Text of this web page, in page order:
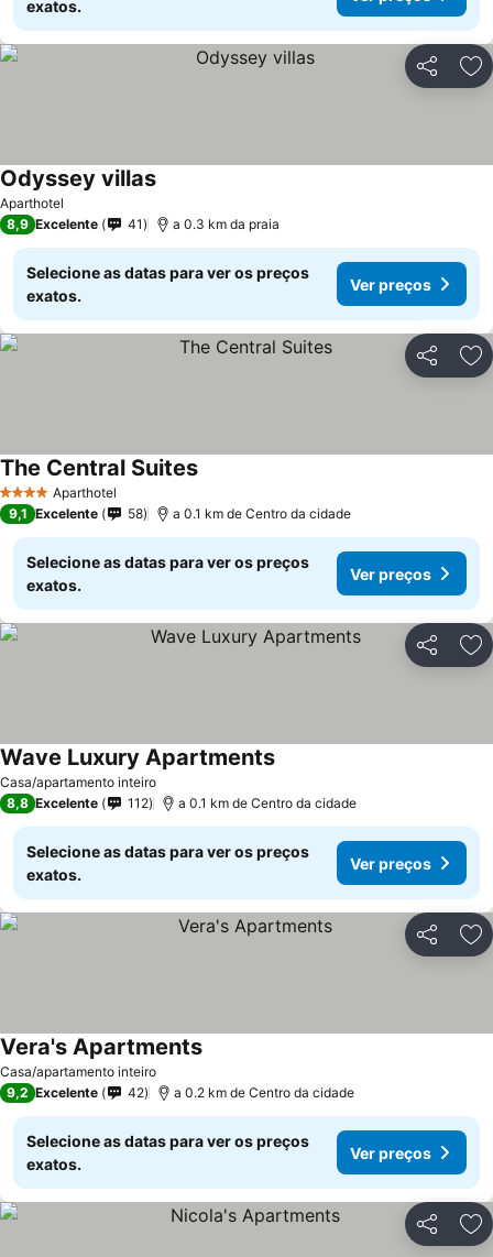
exatos.
Partilhar
Aparthotel
Odyssey villas
8,9 Excelente 41 a 0.3 km da praia
Selecione as datas para ver os preços
exatos.
Ver preços
Partilhar
4 EstrelasAparthotel
The Central Suites
9,1 Excelente 58 a 0.1 km de Centro da cidade
Selecione as datas para ver os preços
exatos.
Ver preços
Partilhar
Casa/apartamento inteiro
Wave Luxury Apartments
8,8 Excelente 112 a 0.1 km de Centro da cidade
Selecione as datas para ver os preços
exatos.
Ver preços
Partilhar
Casa/apartamento inteiro
Vera's Apartments
9,2 Excelente 42 a 0.2 km de Centro da cidade
Selecione as datas para ver os preços
exatos.
Ver preços
Partilhar